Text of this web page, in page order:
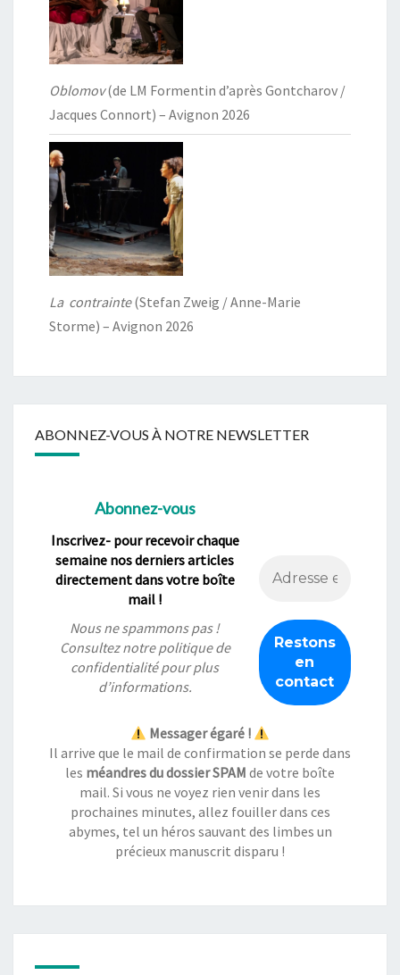
Oblomov(de LM Formentin d’après Gontcharov /
Jacques Connort) – Avignon 2026
La contrainte(Stefan Zweig / Anne-Marie
Storme) – Avignon 2026
ABONNEZ-VOUS À NOTRE NEWSLETTER
Abonnez-vous
Inscrivez- pour recevoir chaque
semaine nos derniers articles
directement dans votre boîte
mail !
Nous ne spammons pas !
Consultez notrepolitique de
confidentialitépour plus
d’informations.
Messager égaré !
Il arrive que le mail de confirmation se perde dans
les méandres du dossier SPAM de votre boîte
mail. Si vous ne voyez rien venir dans les
prochaines minutes, allez fouiller dans ces
abymes, tel un héros sauvant des limbes un
précieux manuscrit disparu !